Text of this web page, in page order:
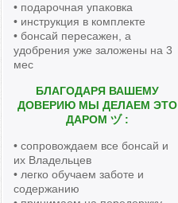
• подарочная упаковка
• инструкция в комплекте
• бонсай пересажен, а
удобрения уже заложены на 3
мес
БЛАГОДАРЯ ВАШЕМУ
ДОВЕРИЮ МЫ ДЕЛАЕМ ЭТО
ДАРОМ ヅ :
• сопровождаем все бонсай и
их Владельцев
• легко обучаем заботе и
содержанию